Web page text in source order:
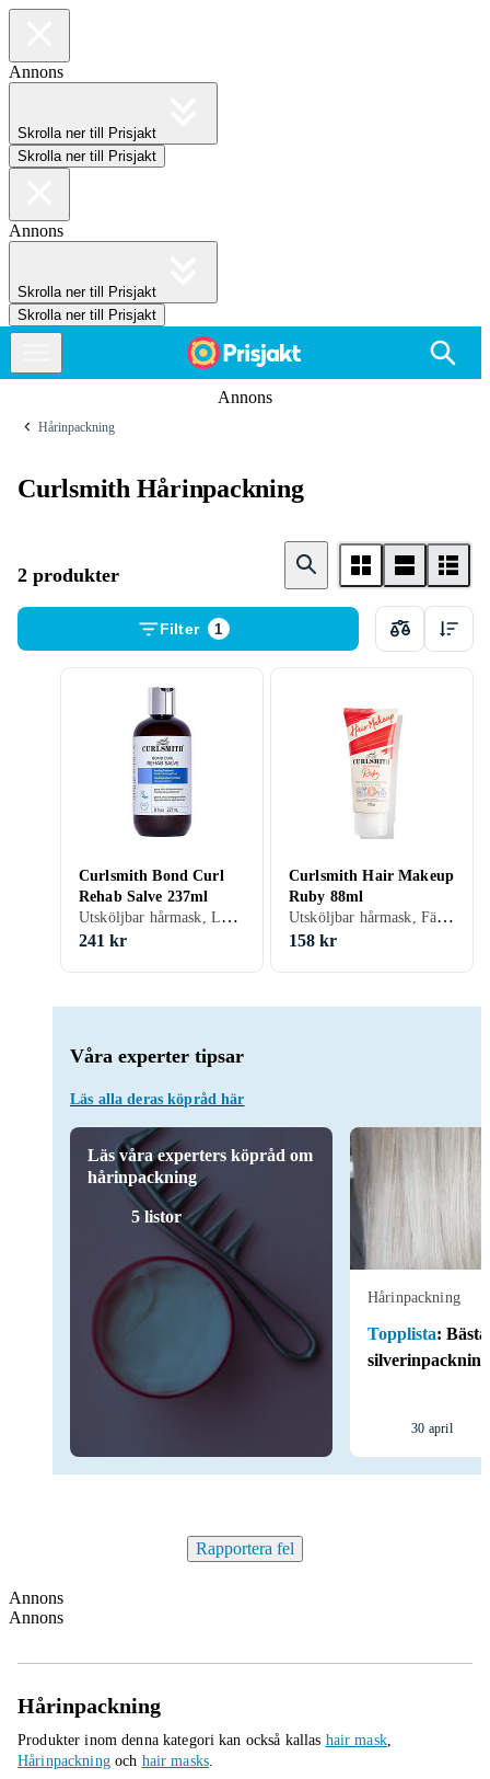
Annons
Skrolla ner till Prisjakt
Skrolla ner till Prisjakt
Annons
Skrolla ner till Prisjakt
Skrolla ner till Prisjakt
Annons
Hårinpackning
Curlsmith Hårinpackning
2 produkter
Filter 1
Våra experter tipsar
Läs alla deras köpråd här
Läs våra experters köpråd om
hårinpackning
5 listor
Hårinpackning
Topplista: Bästa
silverinpackning
30 april
Curlsmith Bond Curl
Rehab Salve 237ml
Utsköljbar hårmask, Lockigt / Permanentat, Motverkar friss
241 kr
Curlsmith Hair Makeup
Ruby 88ml
Utsköljbar hårmask, Färgat / Slingat, Lockigt / Permanentat, Motverkar friss
158 kr
Rapportera fel
Annons
Annons
Hårinpackning
Produkter inom denna kategori kan också kallas hair mask,
Hårinpackningoch hair masks.